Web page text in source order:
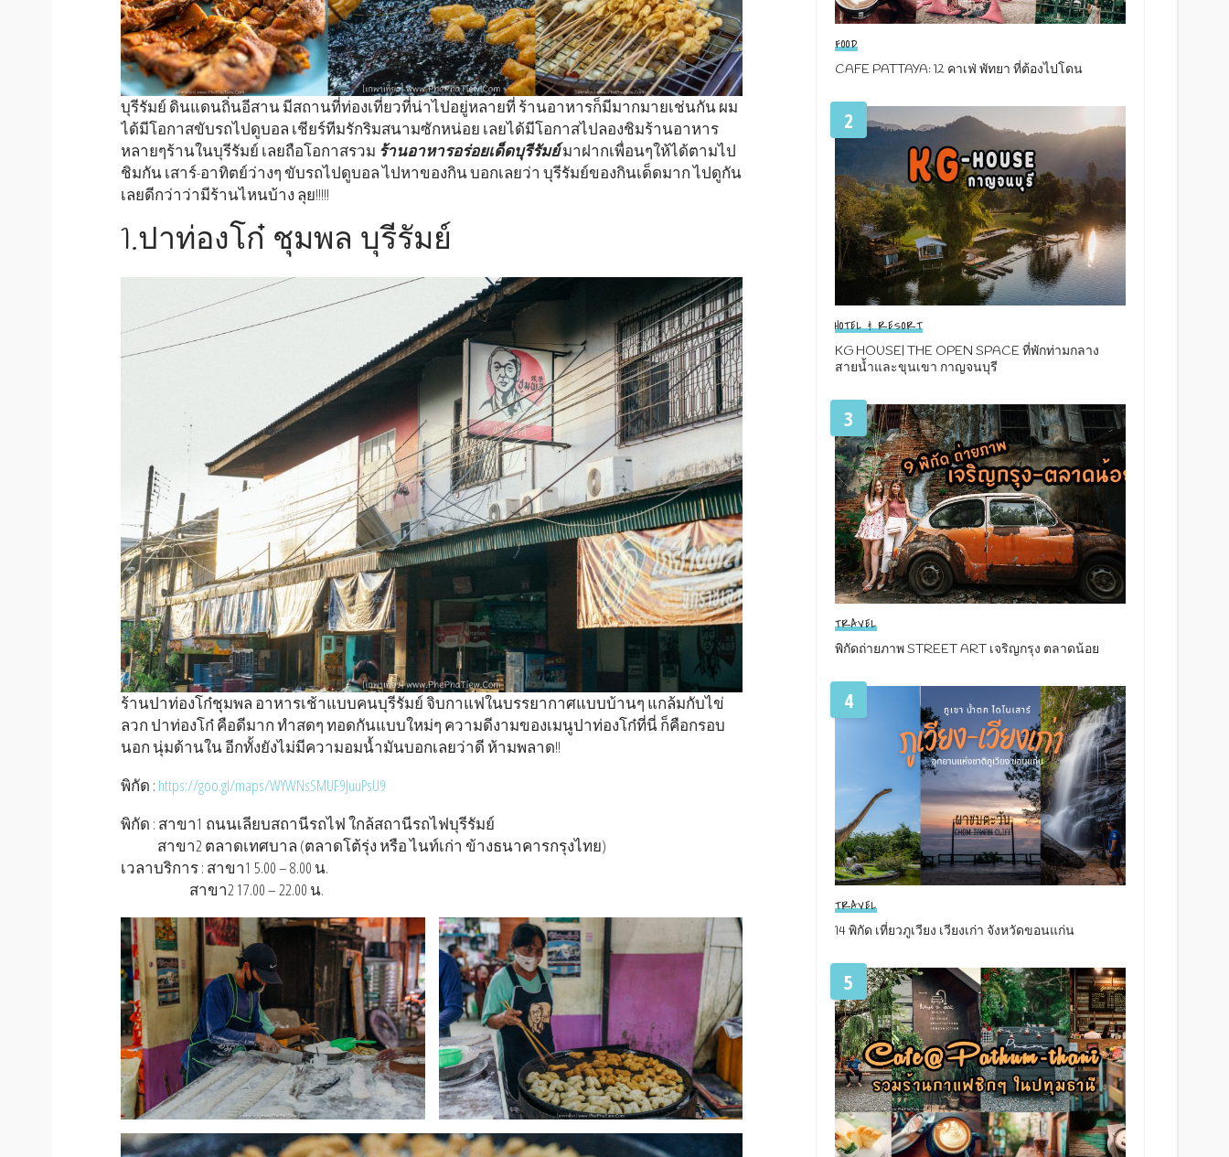
บุรีรัมย์ ดินแดนถิ่นอีสาน มีสถานที่ท่องเที่ยวที่น่าไปอยู่หลายที่ ร้านอาหารก็มีมากมายเช่นกัน ผม
ได้มีโอกาสขับรถไปดูบอล เชียร์ทีมรักริมสนามซักหน่อย เลยได้มีโอกาสไปลองชิมร้านอาหาร
หลายๆร้านในบุรีรัมย์ เลยถือโอกาสรวม ร้านอาหารอร่อยเด็ดบุรีรัมย์มาฝากเพื่อนๆให้ได้ตามไป
ชิมกัน เสาร์-อาทิตย์ว่างๆ ขับรถไปดูบอล ไปหาของกิน บอกเลยว่า บุรีรัมย์ของกินเด็ดมาก ไปดูกัน
เลยดีกว่าว่ามีร้านไหนบ้าง ลุย!!!!!
1.ปาท่องโก๋ ชุมพล บุรีรัมย์
ร้านปาท่องโก๋ชุมพล อาหารเช้าแบบคนบุรีรัมย์ จิบกาแฟในบรรยากาศแบบบ้านๆ แกล้มกับไข่
ลวก ปาท่องโก๋ คือดีมาก ทำสดๆ ทอดกันแบบใหม่ๆ ความดีงามของเมนูปาท่องโก๋ที่นี่ ก็คือกรอบ
นอก นุ่มด้านใน อีกทั้งยังไม่มีความอมน้ำมันบอกเลยว่าดี ห้ามพลาด!!
พิกัด : https://goo.gl/maps/WYWNsSMUF9JuuPsU9
พิกัด : สาขา1 ถนนเลียบสถานีรถไฟ ใกล้สถานีรถไฟบุรีรัมย์
สาขา2 ตลาดเทศบาล (ตลาดโต้รุ่ง หรือ ไนท์เก่า ข้างธนาคารกรุงไทย)
เวลาบริการ : สาขา1 5.00 – 8.00 น.
สาขา2 17.00 – 22.00 น.
FOOD
CAFE PATTAYA: 12 คาเฟ่ พัทยา ที่ต้องไปโดน
2
HOTEL & RESORT
KG HOUSE| THE OPEN SPACE ที่พักท่ามกลาง
สายน้ำและขุนเขา กาญจนบุรี
3
TRAVEL
พิกัดถ่ายภาพ STREET ART เจริญกรุง ตลาดน้อย
4
TRAVEL
14 พิกัด เที่ยวภูเวียง เวียงเก่า จังหวัดขอนแก่น
5